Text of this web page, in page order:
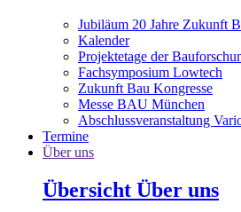
Jubiläum 20 Jahre Zukunft
Kalender
Projektetage der
Fachsymposium Lowtech
Zukunft Bau Kongresse
Messe BAU München
Abschlussveranstaltung
Termine
Über uns
Übersicht Über uns